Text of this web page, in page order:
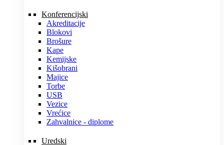
Konferencijski
Akreditacije
Blokovi
Brošure
Kape
Kemijske
Kišobrani
Majice
Torbe
USB
Vezice
Vrećice
Zahvalnice - diplome
Uredski